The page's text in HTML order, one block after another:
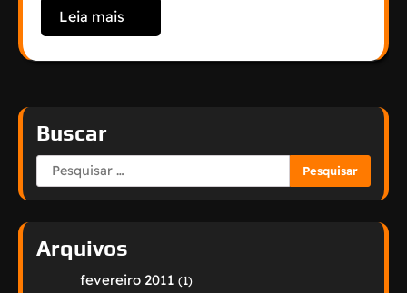
Leia mais
Buscar
Pesquisar
por:
Arquivos
fevereiro 2011 (1)